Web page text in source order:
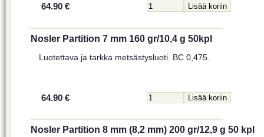
64.90 €
Nosler Partition 7 mm 160 gr/10,4 g 50kpl
Luotettava ja tarkka metsästysluoti. BC 0,475.
64.90 €
Nosler Partition 8 mm (8,2 mm) 200 gr/12,9 g 50 kpl